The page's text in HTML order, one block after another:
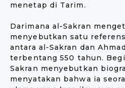
menetap di Tarim.
Darimana al-Sakran
menyebutkan satu
antara al-Sakran dan
terbentang 550 tahun.
Sakran menyebutkan
menyatakan bahwa ia